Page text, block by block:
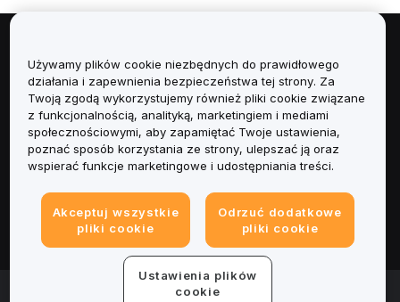
Informacje
Usługi
Obsługa Klienta
Informacje prawne
© 2025-2026 Bybit.eu. All rights reserved.
Używamy plików cookie niezbędnych do prawidłowego
działania i zapewnienia bezpieczeństwa tej strony. Za
Twoją zgodą wykorzystujemy również pliki cookie związane
z funkcjonalnością, analityką, marketingiem i mediami
społecznościowymi, aby zapamiętać Twoje ustawienia,
poznać sposób korzystania ze strony, ulepszać ją oraz
wspierać funkcje marketingowe i udostępniania treści.
Akceptuj wszystkie
pliki cookie
Odrzuć dodatkowe
pliki cookie
Ustawienia plików
cookie